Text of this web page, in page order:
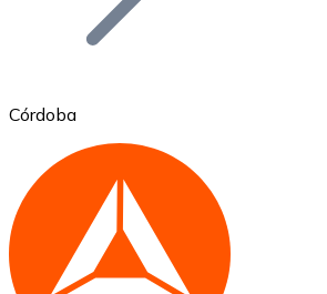
Ethereum
ETH
Córdoba